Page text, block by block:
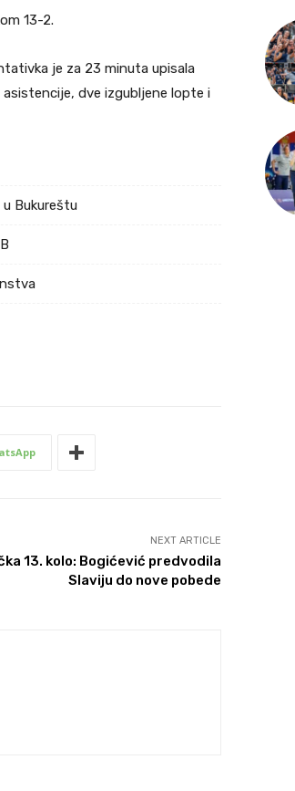
13-2.
je za 23 minuta upisala
asistencije, dve izgubljene lopte i
Bukureštu
NEXT ARTICLE
13. kolo: Bogićević predvodila
Slaviju do nove pobede